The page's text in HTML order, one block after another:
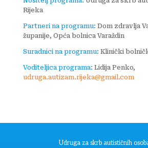
Rijeka
Partneri na programu: Dom zdravlja
županije, Opća bolnica Varaždin
Suradnici na programu: Klinički
Voditeljica programa: Lidija Penko,
udruga.autizam.rijeka@gmail.com
Udruga za skrb autističnih